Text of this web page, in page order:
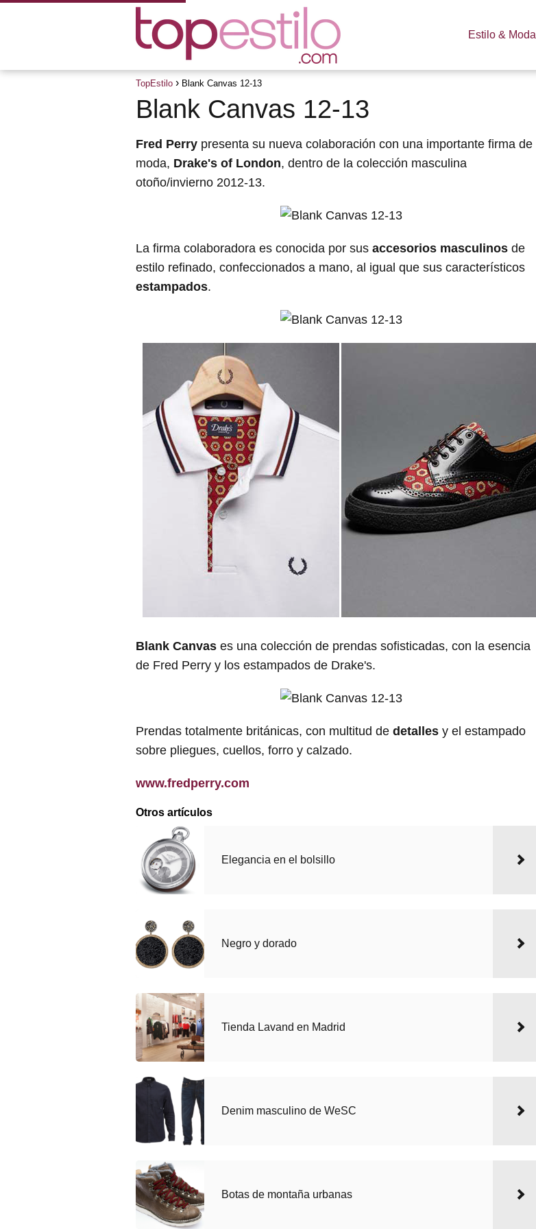
Estilo & Moda
TopEstilo Blank Canvas 12-13
Blank Canvas 12-13
Fred Perry presenta su nueva colaboración con una importante firma de
moda, Drake's of London, dentro de la colección masculina
otoño/invierno 2012-13.
La firma colaboradora es conocida por sus accesorios masculinos de
estilo refinado, confeccionados a mano, al igual que sus característicos
estampados.
Blank Canvas es una colección de prendas sofisticadas, con la esencia
de Fred Perry y los estampados de Drake's.
Prendas totalmente británicas, con multitud de detalles y el estampado
sobre pliegues, cuellos, forro y calzado.
www.fredperry.com
Otros artículos
Elegancia en el bolsillo
Negro y dorado
Tienda Lavand en Madrid
Denim masculino de WeSC
Botas de montaña urbanas